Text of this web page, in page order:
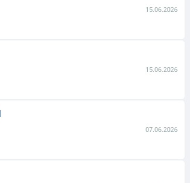
15.06.2026
15.06.2026
07.06.2026